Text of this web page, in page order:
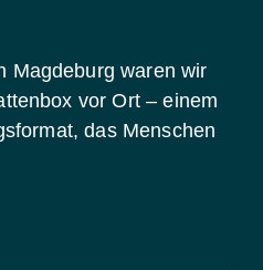
Magdeburg waren wir
vor Ort – einem
das Menschen